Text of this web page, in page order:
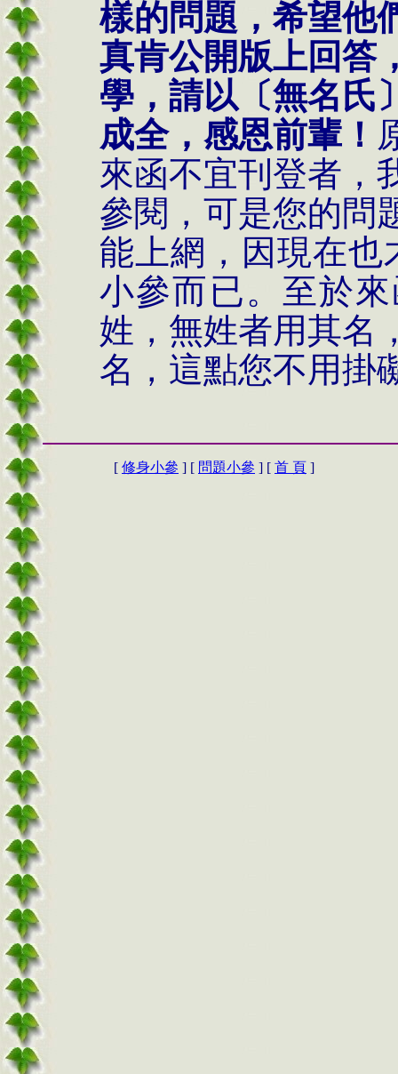
樣的問題，希望他
真肯公開版上回答
學，請以〔無名氏
成全，感恩前輩！
來函不宜刊登者，
參閱，可是您的問
能上網，因現在也
小參而已。至於
姓，無姓者用其名
名，這點您不用掛
[ 修身小參 ] [ 問題小參 ] [ 首 頁 ]